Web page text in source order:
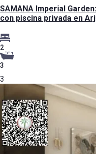
SAMANA Imperial
con piscina privada en
2
3
3